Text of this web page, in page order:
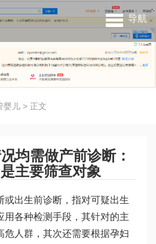
导航
婴儿 > 正文
均需做产前诊断：
主要筛查对象
或出生前诊断，指对可疑出生
用各种检测手段，其针对的主
危人群，其次还需要根据孕妇